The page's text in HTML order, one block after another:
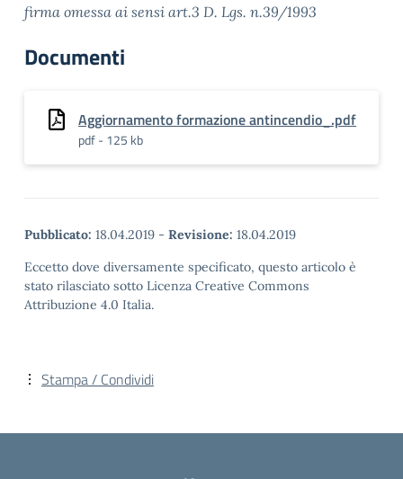
firma omessa ai sensi art.3 D. Lgs. n.39/1993
Documenti
Aggiornamento formazione antincendio_.pdf
pdf - 125 kb
Pubblicato: 18.04.2019 - Revisione: 18.04.2019
Eccetto dove diversamente specificato, questo articolo è
stato rilasciato sotto Licenza Creative Commons
Attribuzione 4.0 Italia.
Stampa / Condividi